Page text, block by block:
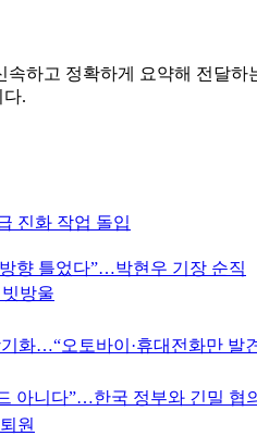
하고 정확하게 요약해 전달
.
진화 작업 돌입
향 틀었다”…박현우 기장 순직
방울
화…“오토바이·휴대전화만 발
아니다”…한국 정부와 긴밀 협
원